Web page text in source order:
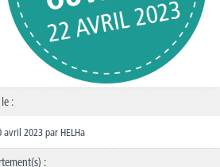
:
avril 2023par HELHa
: